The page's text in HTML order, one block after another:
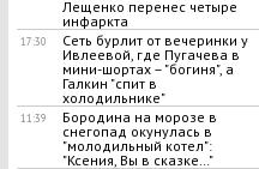
Лещенко перенес четыре
инфаркта
17:30
Сеть бурлит от вечеринки у
Ивлеевой, где Пугачева в
мини-шортах – "богиня", а
Галкин "спит в
холодильнике"
11:39
Бородина на морозе в
снегопад окунулась в
"молодильный котел":
"Ксения, Вы в сказке…"